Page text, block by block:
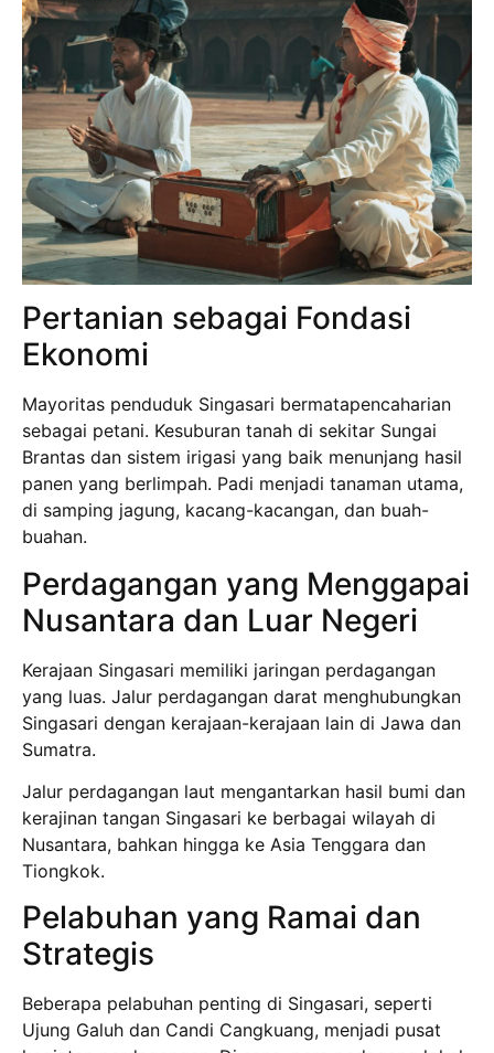
Pertanian sebagai Fondasi
Ekonomi
Mayoritas penduduk Singasari bermatapencaharian
sebagai petani. Kesuburan tanah di sekitar Sungai
Brantas dan sistem irigasi yang baik menunjang hasil
panen yang berlimpah. Padi menjadi tanaman utama,
di samping jagung, kacang-kacangan, dan buah-
buahan.
Perdagangan yang Menggapai
Nusantara dan Luar Negeri
Kerajaan Singasari memiliki jaringan perdagangan
yang luas. Jalur perdagangan darat menghubungkan
Singasari dengan kerajaan-kerajaan lain di Jawa dan
Sumatra.
Jalur perdagangan laut mengantarkan hasil bumi dan
kerajinan tangan Singasari ke berbagai wilayah di
Nusantara, bahkan hingga ke Asia Tenggara dan
Tiongkok.
Pelabuhan yang Ramai dan
Strategis
Beberapa pelabuhan penting di Singasari, seperti
Ujung Galuh dan Candi Cangkuang, menjadi pusat